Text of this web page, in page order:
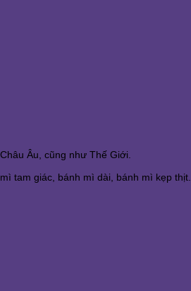
Âu, cũng như Thế Giới.
tam giác, bánh mì dài, bánh mì kẹp thịt.